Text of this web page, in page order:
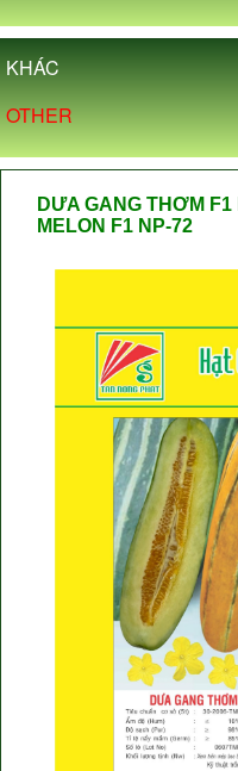
KHÁC
OTHER
DƯA GANG THƠM F1
MELON F1 NP-72